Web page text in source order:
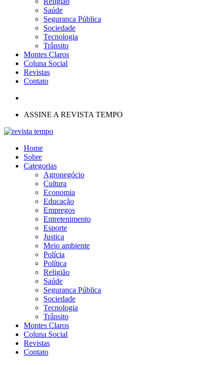
Saúde
Seguranca Pública
Sociedade
Tecnologia
Trânsito
Montes Claros
Coluna Social
Revistas
Contato
ASSINE A REVISTA TEMPO
Home
Sobre
Categorias
Agronegócio
Cultura
Economia
Educação
Empregos
Entretenimento
Esporte
Justiça
Meio ambiente
Polícia
Política
Religião
Saúde
Seguranca Pública
Sociedade
Tecnologia
Trânsito
Montes Claros
Coluna Social
Revistas
Contato